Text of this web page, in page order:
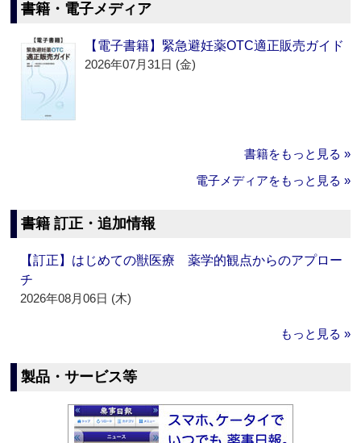
書籍・電子メディア
【電子書籍】緊急避妊薬OTC適正販売ガイド
2026年07月31日 (金)
書籍をもっと見る »
電子メディアをもっと見る »
書籍 訂正・追加情報
【訂正】はじめての獣医療 薬学的観点からのアプロー
チ
2026年08月06日 (木)
もっと見る »
製品・サービス等